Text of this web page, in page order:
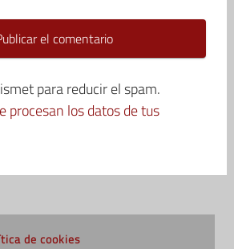
para reducir el spam.
procesan los datos de tus
de cookies